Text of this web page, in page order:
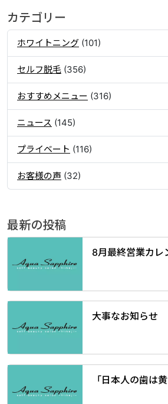
カテゴリー
ホワイトニング (101)
セルフ脱毛 (356)
おすすめメニュー (316)
ニュース (145)
プライベート (116)
お客様の声 (32)
最新の投稿
8月最終営業カレ
大事なお知らせ
「日本人の歯は